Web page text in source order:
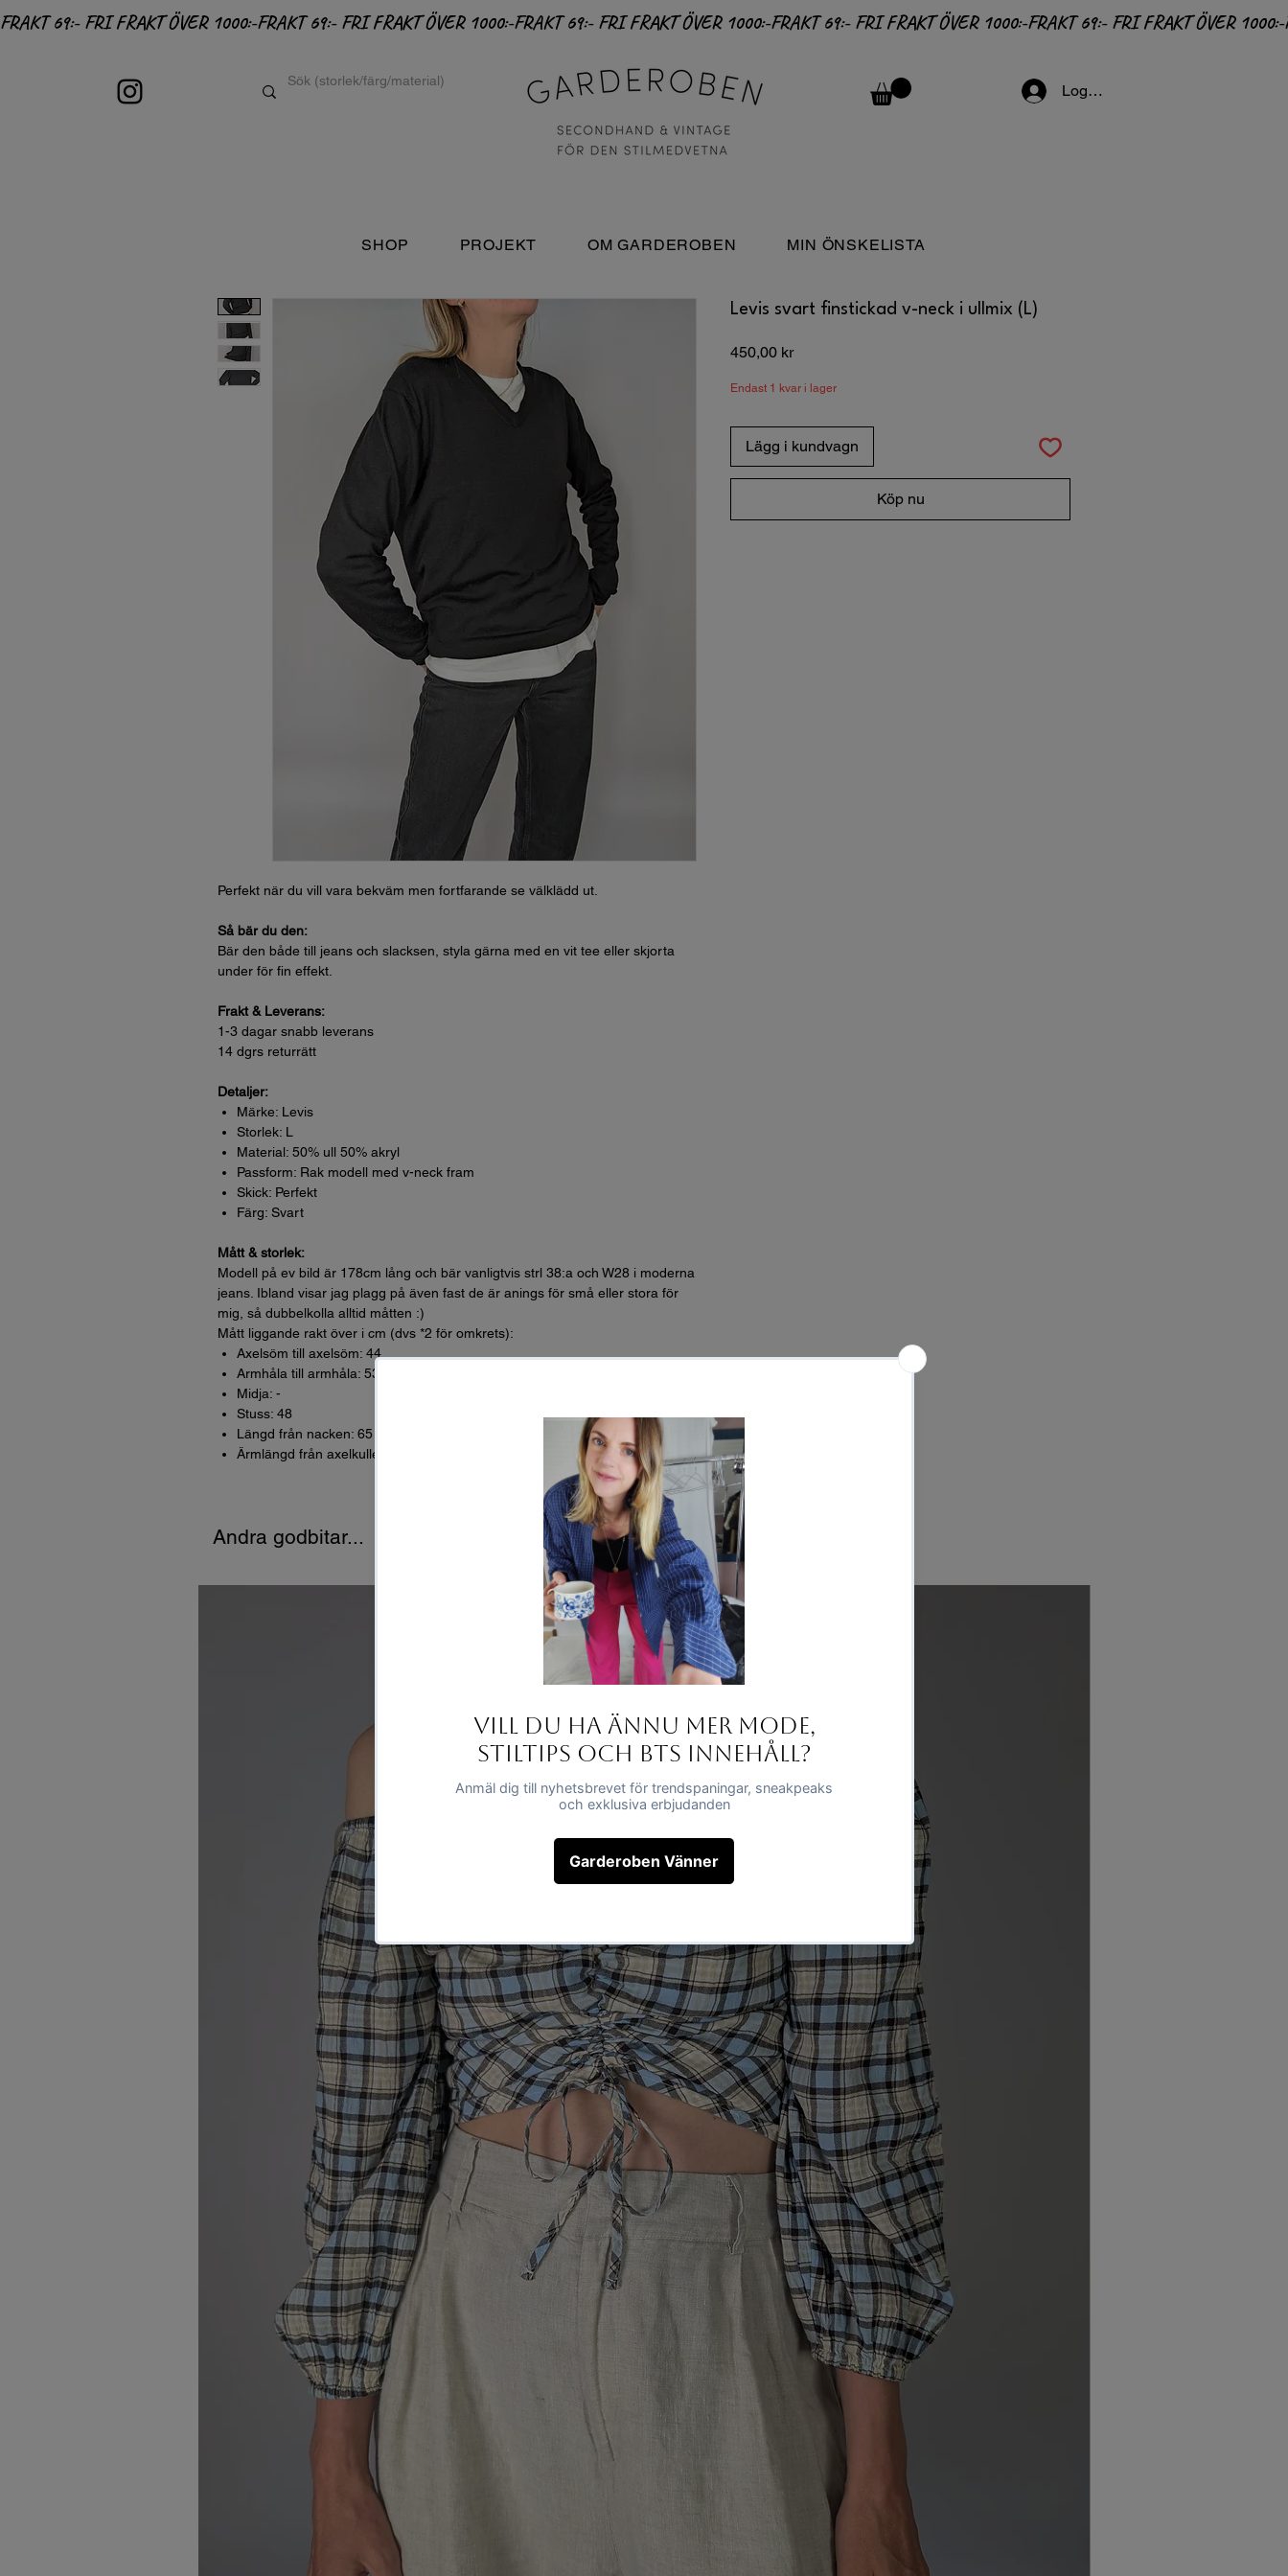
FRAKT 69:- FRI FRAKT ÖVER 1000:-
Logga in
SHOP PROJEKT OM GARDEROBEN MIN ÖNSKELISTA
Perfekt när du vill vara bekväm men fortfarande se välklädd ut.
Så bär du den:
Bär den både till jeans och slacksen, styla gärna med en vit tee eller skjorta
under för fin effekt.
Frakt & Leverans:
1-3 dagar snabb leverans
14 dgrs returrätt
Detaljer:
Märke: Levis
Storlek: L
Material: 50% ull 50% akryl
Passform: Rak modell med v-neck fram
Skick: Perfekt
Färg: Svart
Mått & storlek:
Modell på ev bild är 178cm lång och bär vanligtvis strl 38:a och W28 i moderna
jeans. Ibland visar jag plagg på även fast de är anings för små eller stora för
mig, så dubbelkolla alltid måtten :)
Mått liggande rakt över i cm (dvs *2 för omkrets):
Axelsöm till axelsöm: 44
Armhåla till armhåla: 53
Midja: -
Stuss: 48
Längd från nacken: 65
Ärmlängd från axelkullen: 64
Levis svart finstickad v-neck i ullmix (L)
450,00 krPris
Endast 1 kvar i lager
Lägg i kundvagn
Köp nu
Andra godbitar...